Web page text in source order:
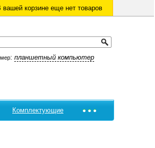
вашей корзине еще нет товаров
: планшетный компьютер
Комплектующие